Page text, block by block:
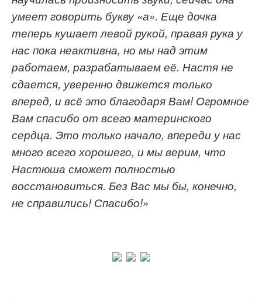
умеет говорить букву «а». Еще дочка
теперь кушает левой рукой, правая рука у
нас пока неактивна, но мы над этим
работаем, разрабатываем её. Настя не
сдается, уверенно движется только
вперед, и всё это благодаря Вам! Огромное
Вам спасибо от всего материнского
сердца. Это только начало, впереди у нас
много всего хорошего, и мы верим, что
Настюша сможет полностью
восстановиться. БезВас мы бы, конечно,
не справились! Спасибо!»